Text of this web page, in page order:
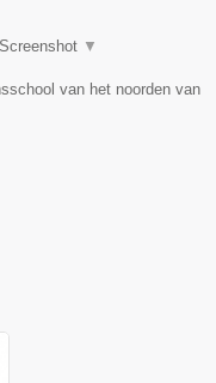
Screenshot ▼
van het noorden van